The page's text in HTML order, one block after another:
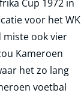
Cup 1972 in
voor het WK
miste ook vier
Kameroen
het zo lang
voetbal